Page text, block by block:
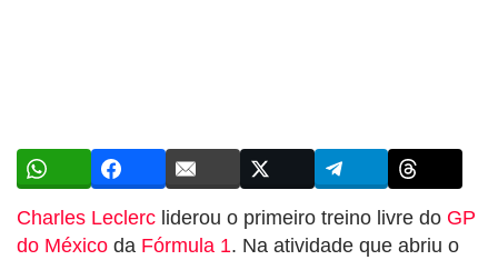
Charles Leclerc liderou o primeiro treino livre do GP
do México da Fórmula 1. Na atividade que abriu o